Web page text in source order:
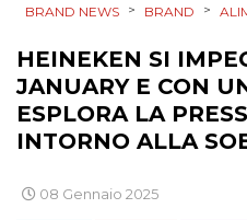
CINEMA
DIGITALE
BRAND NEWS > BRAND >
HEINEKEN SI
JANUARY E CON
ESPLORA LA
INTORNO ALLA
08 Gennaio 2025